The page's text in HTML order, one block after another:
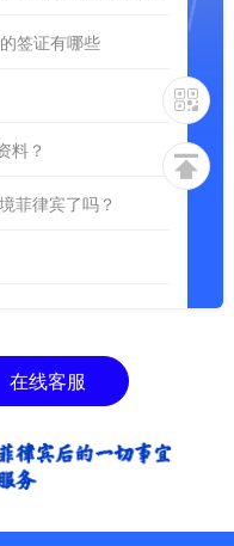
签证有哪些
料？
菲律宾了吗？
在线客服